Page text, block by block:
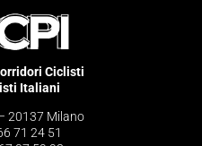
Ciclisti
Italiani
20137 Milano
71 24 51